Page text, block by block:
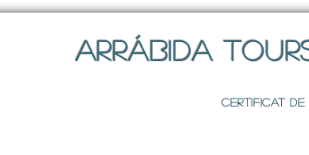
ARRÁBIDA
Certificat de